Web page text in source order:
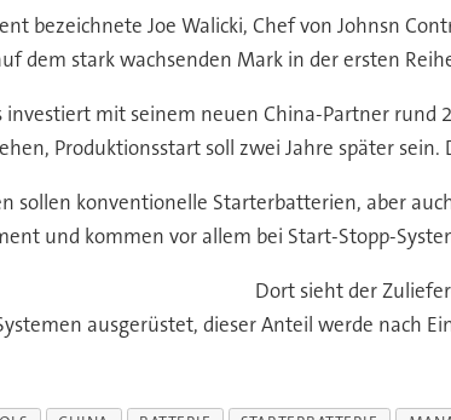
bezeichnete Joe Walicki, Chef von Johnsn
dem stark wachsenden Mark in der ersten
investiert mit seinem neuen China-Partner rund
Produktionsstart soll zwei Jahre später
sollen konventionelle Starterbatterien, aber
und kommen vor allem bei Start-Stopp-
Dort sieht der
ausgerüstet, dieser Anteil werde nach